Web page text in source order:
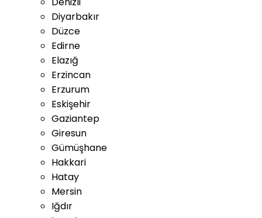
Diyarbakır
Düzce
Edirne
Elazığ
Erzincan
Erzurum
Eskişehir
Gaziantep
Giresun
Gümüşhane
Hakkari
Hatay
Mersin
Iğdır